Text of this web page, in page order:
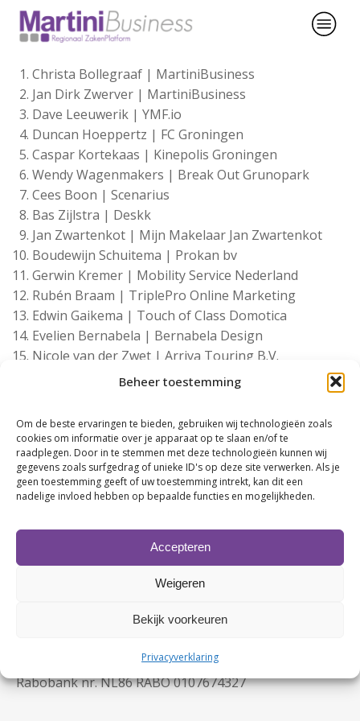
Beheer toestemming
Om de beste ervaringen te bieden, gebruiken wij technologieën zoals
cookies om informatie over je apparaat op te slaan en/of te
raadplegen. Door in te stemmen met deze technologieën kunnen wij
gegevens zoals surfgedrag of unieke ID's op deze site verwerken. Als je
geen toestemming geeft of uw toestemming intrekt, kan dit een
nadelige invloed hebben op bepaalde functies en mogelijkheden.
Accepteren
Weigeren
Bekijk voorkeuren
Privacyverklaring
Christa Bollegraaf | MartiniBusiness
Jan Dirk Zwerver | MartiniBusiness
Dave Leeuwerik | YMF.io
Duncan Hoeppertz | FC Groningen
Caspar Kortekaas | Kinepolis Groningen
Wendy Wagenmakers | Break Out Grunopark
Cees Boon | Scenarius
Bas Zijlstra | Deskk
Jan Zwartenkot | Mijn Makelaar Jan Zwartenkot
Boudewijn Schuitema | Prokan bv
Gerwin Kremer | Mobility Service Nederland
Rubén Braam | TriplePro Online Marketing
Edwin Gaikema | Touch of Class Domotica
Evelien Bernabela | Bernabela Design
Nicole van der Zwet | Arriva Touring B.V.
Jeroen Sprangers | Rein advocaten & adviseurs
Elise Ottema | HEPRO
Freya Liemburg | Greatwaves
Jeroen Rooda | Administratiekantoor Wagenmakers
BTW nr. NL107749245B02
Rabobank nr. NL86 RABO 0107674327